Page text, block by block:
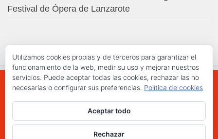
Festival de Ópera de Lanzarote
WWW.ELCHAPLON.COM © 2026. Todos los
derechos reservados.
Utilizamos cookies propias y de terceros para garantizar el
funcionamiento de la web, medir su uso y mejorar nuestros
servicios. Puede aceptar todas las cookies, rechazar las no
necesarias o configurar sus preferencias. Política de cookies
Aceptar todo
Rechazar